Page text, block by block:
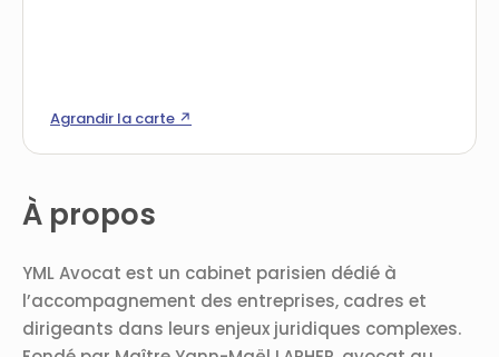
À propos
YML Avocat est un cabinet parisien dédié à
l’accompagnement des entreprises, cadres et
dirigeants dans leurs enjeux juridiques complexes.
Agrandir la carte ↗